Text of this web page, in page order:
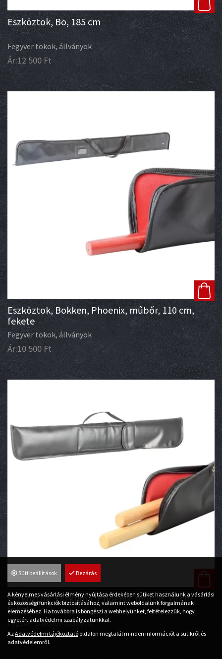
Eszköztok, Bo, 185 cm
Fegyver tokok, állványok
Ár:12 500 Ft
Eszköztok, Bokken, Phoenix, műbőr, 110 cm,
fekete
Fegyver tokok, állványok
Ár:10 500 Ft
Eszköztok, Eszkrima, Phoenix, műbőr, 70 cm,
fekete
Fegyver tokok, állványok
Ár:7 500Ft
Süti beállítások Bezárás
A kényelmes vásárlási élmény nyújtása érdekében sütiket használunk a vásárlási
és közösségi funkciók biztosításához, valamint weboldalunk forgalmának
elemzéséhez. Ha továbbra is böngészi a webhelyünket, feltételezzük, hogy
egyetért adatvédelmi szabályzatunkkal.
AzAdatvédelmi tájékoztató oldalon megtalál minden információt a sütikről és
adatvédelemről.